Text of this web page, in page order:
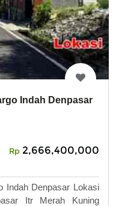
Indah Denpasar
Rp 2,666,400,000
Indah Denpasar Lokasi
Itr Merah Kuning